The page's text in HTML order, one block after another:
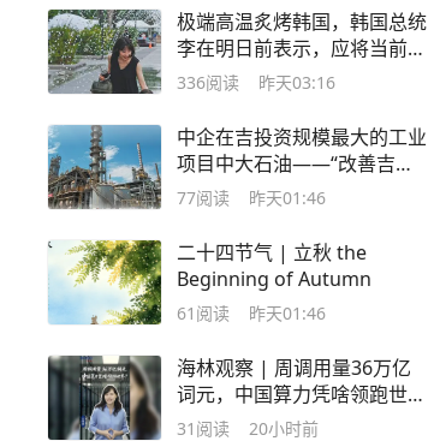
极端高温炙烤韩国，韩国总统
李在明日前表示，应将当前状
况视为“国家灾难事态”
336阅读 昨天03:16
中企在吉投资规模最大的工业
项目中大石油——“改善吉尔
吉斯斯坦油品质量，提升生产
77阅读 昨天01:46
二十四节气 | 立秋 the
Beginning of Autumn
61 阅读 昨天01:46
海林观察 | 周调用量36万亿
词元，中国算力凭啥领跑世
界？
31 阅读 20小时前